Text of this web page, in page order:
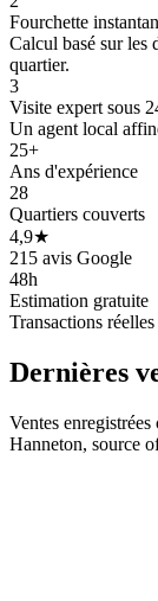
Fourchette
Calcul basé sur les
quartier.
3
Visite expert sous
Un agent local
25+
Ans d'expérience
28
Quartiers couverts
4,9★
215 avis Google
48h
Estimation gratuite
Transactions réelles
Dernières
Ventes
Hanneton, source